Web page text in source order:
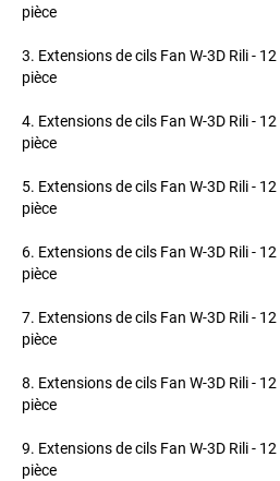
pièce
3. Extensions de cils Fan W-3D Rili -
pièce
4. Extensions de cils Fan W-3D Rili -
pièce
5. Extensions de cils Fan W-3D Rili -
pièce
6. Extensions de cils Fan W-3D Rili -
pièce
7. Extensions de cils Fan W-3D Rili -
pièce
8. Extensions de cils Fan W-3D Rili -
pièce
9. Extensions de cils Fan W-3D Rili -
pièce